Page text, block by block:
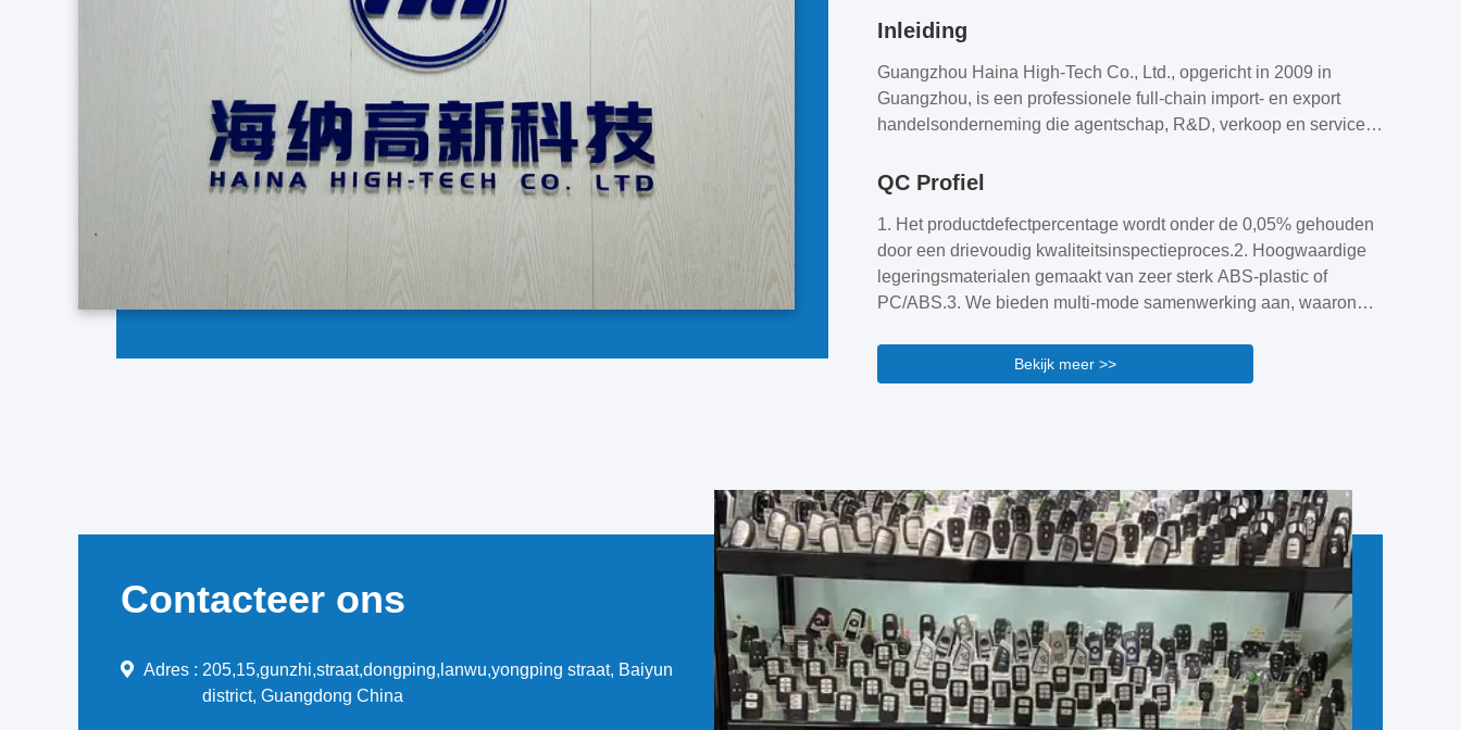
Inleiding
Guangzhou Haina High-Tech Co., Ltd., opgericht in 2009 in
Guangzhou, is een professionele full-chain import- en export
handelsonderneming die agentschap, R&D, verkoop en service
afstandsbediening, mechanisch), sleutelbehuizingen,
programmeerapparatuur voor sleutels.We houden ons aan het
principe van "Integriteit als basis, Win-Win Ontwikkeling" en de
filosofie van "klanten bedienen met ...
QC Profiel
1. Het productdefectpercentage wordt onder de 0,05% gehouden
door een drievoudig kwaliteitsinspectieproces.2. Hoogwaardige
legeringsmaterialen gemaakt van zeer sterk ABS-plastic of
PC/ABS.3. We bieden multi-mode samenwerking aan, waaronder
samen met technische training en 24-uurs consultatie.4. 1-2 jaar
garantie, one-stop service inclusief retourneren en ruilen van
Bekijk meer >>
Contacteer ons
Adres : 205,15,gunzhi,straat,dongping,lanwu,yongping straat, Baiyun
district, Guangdong China